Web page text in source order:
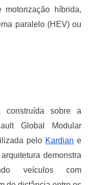
híbrida,
paralelo (HEV) ou
sobre a
Global Modular
pelo Kardian e
demonstra
veículos com